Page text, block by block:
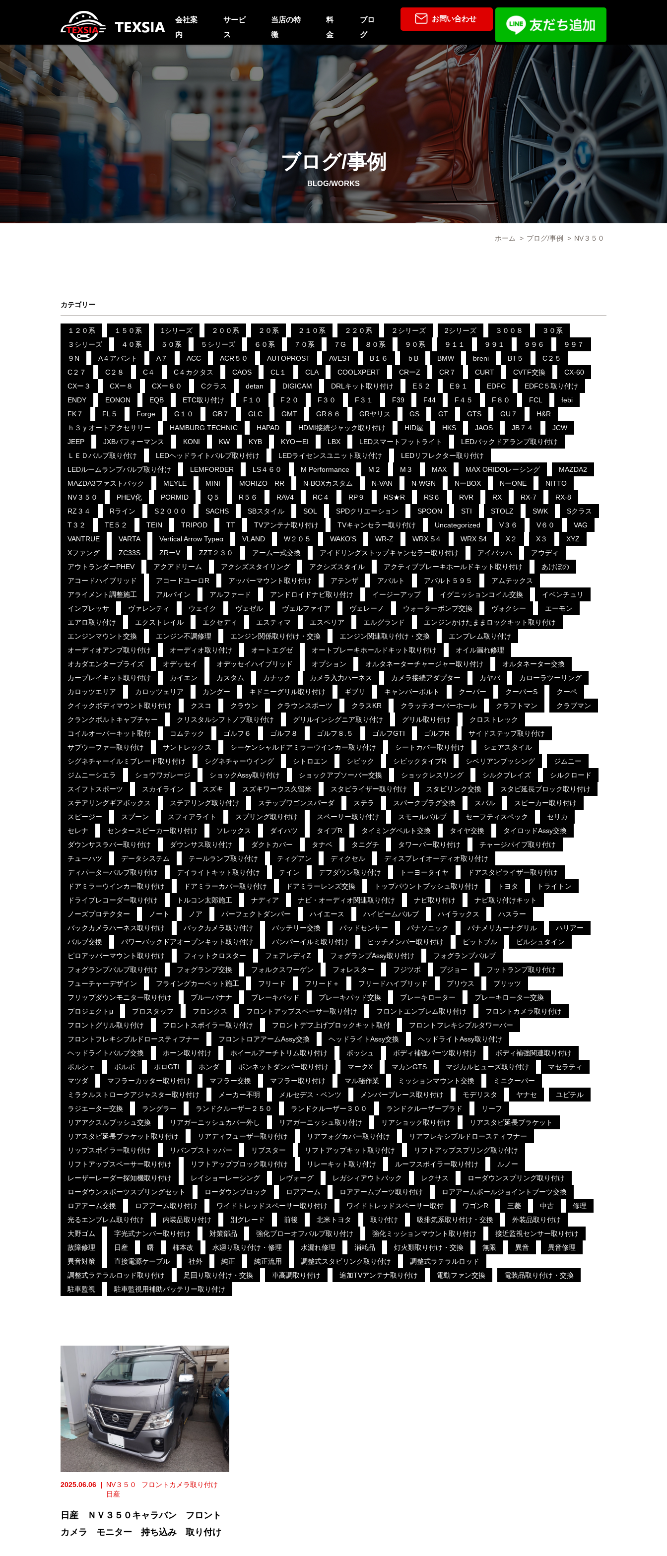
会社案
内
サービ
ス
当店の特
徴
料
金
ブロ
グ
お問い合わせ
ブログ/事例
BLOG/WORKS
ホーム > ブログ/事例 > NV３５０
カテゴリー
１２０系 １５０系 1シリーズ ２００系 ２０系 ２１０系 ２２０系 ２シリーズ 2シリーズ ３００８
３０系
３シリーズ
４０系 ５０系 ５シリーズ ６０系 ７０系 ７G ８０系 ９０系 ９１１ ９９１ ９９６
９９７
９N
A４アバント A７ ACC ACR５０ AUTOPROST AVEST B１６ ｂB BMW breni BT５
C２５
C２７
C２８ C４ C４カクタス CAOS CL１ CLA COOLXPERT CRーZ CR７ CURT CVTF交換
CX-60
CXー３
CXー８ CXー８０ Cクラス detan DIGICAM DRLキット取り付け E５２ E９１ EDFC
EDFC５取り付け
ENDY
EONON EQB ETC取り付け F１０ F２０ F３０ F３１ F39 F44 F４５ F８０ FCL
febi
FK７
FL５ Forge G１０ GB７ GLC GMT GR８６ GRヤリス GS GT GTS GU７
H&R
ｈ３ｙオートアクセサリー
HAMBURG TECHNIC HAPAD HDMI接続ジャック取り付け HID屋 HKS JAOS JB７４
JCW
JEEP
JXBパフォーマンス KONI KW KYB KYOーEI LBX LEDスマートフットライト
LEDバックドアランプ取り付け
ＬＥＤバルブ取り付け
LEDヘッドライトバルブ取り付け LEDライセンスユニット取り付け
LEDリフレクター取り付け
LEDルームランプバルブ取り付け
LEMFORDER LS４６０ M Performance M２ M３ MAX MAX ORIDOレーシング
MAZDA2
MAZDA3ファストバック
MEYLE MINI MORIZO RR N-BOXカスタム N-VAN N-WGN NーBOX NーONE
NITTO
NV３５０
PHEV化 PORMID Q５ R５６ RAV4 RC４ RP９ RS★R RS６ RVR RX RX-7
RX-8
RZ３４
Rライン S２０００ SACHS SBスタイル SOL SPDクリエーション SPOON STI STOLZ SWK
Sクラス
T３２
TE５２ TEIN TRIPOD TT TVアンテナ取り付け TVキャンセラー取り付け Uncategorized V３６ V６０
VAG
VANTRUE
VARTA Vertical Arrow Typeα VLAND W２０５ WAKO'S WR-Z WRX S４ WRX S4 X２ X３
XYZ
Xファング
ZC33S ZRーV ZZT２３０ アーム一式交換 アイドリングストップキャンセラー取り付け アイバッハ
アウディ
アウトランダーPHEV
アクアドリーム アクシズスタイリング アクシズスタイル アクティブブレーキホールドキット取り付け
あけぼの
アコードハイブリッド
アコードユーロR アッパーマウント取り付け アテンザ アバルト アバルト５９５
アムテックス
アライメント調整施工
アルパイン アルファード アンドロイドナビ取り付け イージーアップ イグニッションコイル交換
イベンチュリ
インプレッサ
ヴァレンティ ウェイク ヴェゼル ヴェルファイア ヴェレーノ ウォーターポンプ交換 ヴォクシー
エーモン
エアロ取り付け
エクストレイル エクセディ エスティマ エスペリア エルグランド
エンジンかけたままロックキット取り付け
エンジンマウント交換
エンジン不調修理 エンジン関係取り付け・交換 エンジン関連取り付け・交換
エンブレム取り付け
オーディオアンプ取り付け
オーディオ取り付け オートエグゼ オートブレーキホールドキット取り付け
オイル漏れ修理
オカダエンタープライズ
オデッセイ オデッセイハイブリッド オプション オルタネーターチャージャー取り付け
オルタネーター交換
カープレイキット取り付け
カイエン カスタム カナック カメラ入力ハーネス カメラ接続アダプター カヤバ
カローラツーリング
カロッツエリア
カロッツェリア カングー キドニーグリル取り付け ギブリ キャンバーボルト クーパー クーパーS
クーペ
クイックボディマウント取り付け
クスコ クラウン クラウンスポーツ クラスKR クラッチオーバーホール クラフトマン
クラブマン
クランクボルトキャプチャー
クリスタルシフトノブ取り付け グリルインシグニア取り付け グリル取り付け
クロストレック
コイルオーバーキット取付
コムテック ゴルフ６ ゴルフ８ ゴルフ８.５ ゴルフGTI ゴルフR
サイドステップ取り付け
サブウーファー取り付け
サントレックス シーケンシャルドアミラーウインカー取り付け シートカバー取り付け
シェアスタイル
シグネチャーイルミブレード取り付け
シグネチャーウイング シトロエン シビック シビックタイプR シベリアンブッシング
ジムニー
ジムニーシエラ
ショウワガレージ ショックAssy取り付け ショックアブソーバー交換 ショックレスリング シルクブレイズ
シルクロード
スイフトスポーツ
スカイライン スズキ スズキワーウス久留米 スタビライザー取り付け スタビリンク交換
スタビ延長ブロック取り付け
ステアリングギアボックス
ステアリング取り付け ステップワゴンスパーダ ステラ スパークプラグ交換 スバル
スピーカー取り付け
スピージー
スプーン スフィアライト スプリング取り付け スペーサー取り付け スモールバルブ セーフティスペック
セリカ
セレナ
センタースピーカー取り付け ソレックス ダイハツ タイプR タイミングベルト交換 タイヤ交換
タイロッドAssy交換
ダウンサスラバー取り付け
ダウンサス取り付け ダクトカバー タナベ タニグチ タワーバー取り付け
チャージパイプ取り付け
チューハツ
データシステム テールランプ取り付け ティグアン ディクセル
ディスプレイオーディオ取り付け
ディパーターバルブ取り付け
デイライトキット取り付け テイン デフダウン取り付け トーヨータイヤ
ドアスタビライザー取り付け
ドアミラーウインカー取り付け
ドアミラーカバー取り付け ドアミラーレンズ交換 トップパウントブッシュ取り付け トヨタ
トライトン
ドライブレコーダー取り付け
トルコン太郎施工 ナディア ナビ・オーディオ関連取り付け ナビ取り付け
ナビ取り付けキット
ノーズプロテクター
ノート ノア パーフェクトダンパー ハイエース ハイビームバルブ ハイラックス
ハスラー
バックカメラハーネス取り付け
バックカメラ取り付け バッテリー交換 パッドセンサー パナソニック パナメリカーナグリル
ハリアー
バルブ交換
パワーバックドアオープンキット取り付け バンパーイルミ取り付け ヒッチメンバー取り付け ピットブル
ビルシュタイン
ピロアッパーマウント取り付け
フィットクロスター フェアレディZ フォグランプAssy取り付け
フォグランプバルブ
フォグランプバルブ取り付け
フォグランプ交換 フォルクスワーゲン フォレスター フジツボ プジョー
フットランプ取り付け
フューチャーデザイン
フライングカーペット施工 フリード フリード＋ フリードハイブリッド プリウス
ブリッツ
フリップダウンモニター取り付け
ブルーバナナ ブレーキパッド ブレーキパッド交換 ブレーキローター
ブレーキローター交換
プロジェクトμ
プロスタッフ フロンクス フロントアップスペーサー取り付け フロントエンブレム取り付け
フロントカメラ取り付け
フロントグリル取り付け
フロントスポイラー取り付け フロントデフ上げブロックキット取付
フロントフレキシブルタワーバー
フロントフレキシブルドロースティフナー
フロントロアアームAssy交換 ヘッドライトAssy交換
ヘッドライトAssy取り付け
ヘッドライトバルブ交換
ホーン取り付け ホイールアーチトリム取り付け ボッシュ ボディ補強パーツ取り付け
ボディ補強関連取り付け
ポルシェ
ボルボ ポロGTI ホンダ ボンネットダンパー取り付け マークX マカンGTS マジカルヒューズ取り付け
マセラティ
マツダ
マフラーカッター取り付け マフラー交換 マフラー取り付け マル秘作業 ミッションマウント交換
ミニクーパー
ミラクルストロークアジャスター取り付け
メーカー不明 メルセデス・ベンツ メンバーブレース取り付け モデリスタ ヤナセ
ユピテル
ラジエーター交換
ラングラー ランドクルーザー２５０ ランドクルーザー３００ ランドクルーザープラド
リーフ
リアアクスルブッシュ交換
リアガーニッシュカバー外し リアガーニッシュ取り付け リアショック取り付け
リアスタビ延長ブラケット
リアスタビ延長ブラケット取り付け
リアディフューザー取り付け リアフォグカバー取り付け
リアフレキシブルドロースティフナー
リップスポイラー取り付け
リバンプストッパー リブスター リフトアップキット取り付け
リフトアップスプリング取り付け
リフトアップスペーサー取り付け
リフトアップブロック取り付け リレーキット取り付け ルーフスポイラー取り付け
ルノー
レーザーレーダー探知機取り付け
レイショーレーシング レヴォーグ レガシィアウトバック レクサス
ローダウンスプリング取り付け
ローダウンスポーツスプリングセット
ローダウンブロック ロアアーム ロアアームブーツ取り付け
ロアアームボールジョイントブーツ交換
ロアアーム交換
ロアアーム取り付け ワイドトレッドスペーサー取り付け ワイドトレッドスペーサー取付 ワゴンR 三菱 中古
修理
光るエンブレム取り付け
内装品取り付け 別グレード 前後 北米トヨタ 取り付け 吸排気系取り付け・交換
外装品取り付け
大野ゴム
字光式ナンバー取り付け 対策部品 強化ブローオフバルブ取り付け 強化ミッションマウント取り付け
接近監視センサー取り付け
故障修理
日産 曙 柿本改 水廻り取り付け・修理 水漏れ修理 消耗品 灯火類取り付け・交換 無限 異音
異音修理
異音対策
直接電源ケーブル 社外 純正 純正流用 調整式スタビリンク取り付け
調整式ラテラルロッド
調整式ラテラルロッド取り付け
足回り取り付け・交換 車高調取り付け 追加TVアンテナ取り付け 電動ファン交換
電装品取り付け・交換
駐車監視
駐車監視用補助バッテリー取り付け
2025.06.06 NV３５０
フロントカメラ取り付け
日産
日産 ＮＶ３５０キャラバン フロント
カメラ モニター 持ち込み 取り付け